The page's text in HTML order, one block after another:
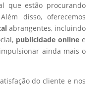
que estão procurando
disso, oferecemos
abrangentes, incluindo
publicidade online e
ainda mais o
do cliente e nos